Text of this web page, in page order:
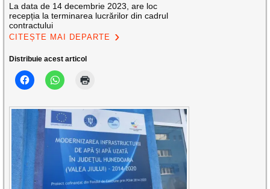
La data de 14 decembrie 2023, are loc
recepția la terminarea lucrărilor din cadrul
contractului
CITEȘTE MAI DEPARTE
Distribuie acest articol